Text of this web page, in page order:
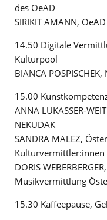
des OeAD
SIRIKIT AMANN, OeAD
14.50 Digitale
Kulturpool
BIANCA
15.00
ANNA LUKASSER-
NEKUDAK
SANDRA MALEZ,
Kulturvermittler:innen
DORIS
Musikvermittlung
15.30 Kaffeepause,